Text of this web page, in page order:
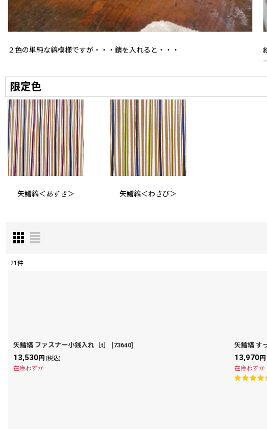
２色の単純な縞模様ですが・・・錆を入れると・・・
限定色
矢鱈縞＜あずき＞ 矢鱈縞＜わさび＞
21 件
矢鱈縞 ファスナー小銭入れ［t］ [73640]
13,530円 (税込)
在庫わずか
矢鱈縞 す
13,970円
在庫わずか